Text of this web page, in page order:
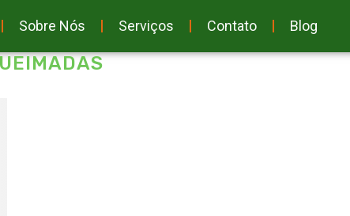
Sobre Nós Serviços Contato Blog